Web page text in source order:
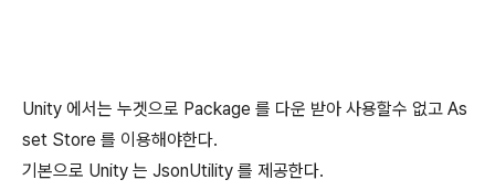
Unity 에서는 누겟으로 Package 를 다운 받아 사용할수 없고 As
set Store 를 이용해야한다.
기본으로 Unity 는 JsonUtility 를 제공한다.